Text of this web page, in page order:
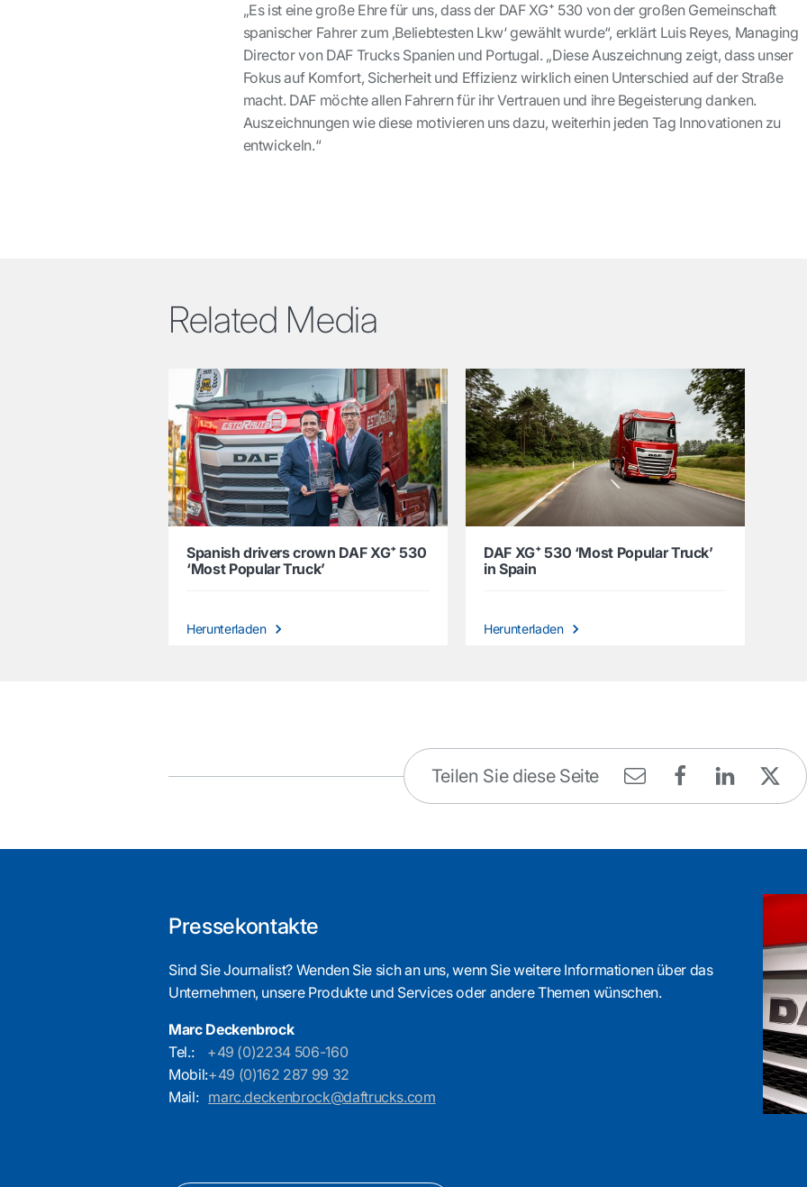
„Es ist eine große Ehre für uns, dass der DAF XG⁺ 530 von der großen Gemeinschaft
spanischer Fahrer zum ‚Beliebtesten Lkw‘ gewählt wurde“, erklärt Luis Reyes, Managing
Director von DAF Trucks Spanien und Portugal. „Diese Auszeichnung zeigt, dass unser
Fokus auf Komfort, Sicherheit und Effizienz wirklich einen Unterschied auf der Straße
macht. DAF möchte allen Fahrern für ihr Vertrauen und ihre Begeisterung danken.
Auszeichnungen wie diese motivieren uns dazu, weiterhin jeden Tag Innovationen zu
entwickeln.“
Related Media
Spanish drivers crown DAF XG⁺ 530
‘Most Popular Truck’
Herunterladen
DAF XG⁺ 530 ‘Most Popular Truck’
in Spain
Herunterladen
Teilen Sie diese Seite
Pressekontakte
Sind Sie Journalist? Wenden Sie sich an uns, wenn Sie weitere Informationen über das
Unternehmen, unsere Produkte und Services oder andere Themen wünschen.
Marc Deckenbrock
Tel.: +49 (0)2234 506-160
Mobil:+49 (0)162 287 99 32
Mail: marc.deckenbrock@daftrucks.com